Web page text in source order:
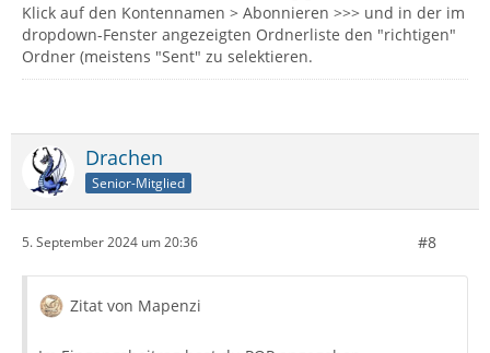
Klick auf den Kontennamen > Abonnieren >>> und in der im
dropdown-Fenster angezeigten Ordnerliste den "richtigen"
Ordner (meistens "Sent" zu selektieren.
Drachen
Senior-Mitglied
5. September 2024 um 20:36 #8
Zitat von Mapenzi